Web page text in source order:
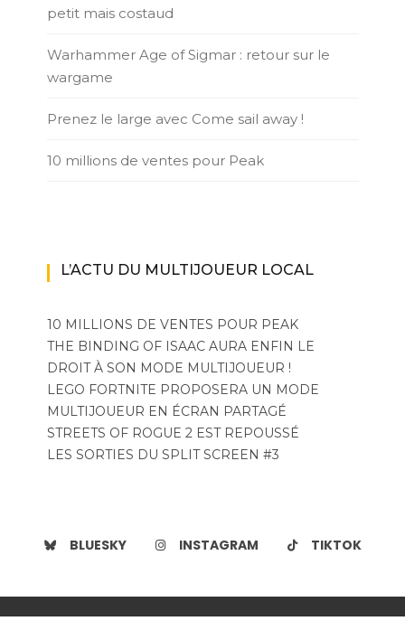
petit mais costaud
Warhammer Age of Sigmar : retour sur le
wargame
Prenez le large avec Come sail away !
10 millions de ventes pour Peak
L’ACTU DU MULTIJOUEUR LOCAL
10 MILLIONS DE VENTES POUR PEAK
THE BINDING OF ISAAC AURA ENFIN LE
DROIT À SON MODE MULTIJOUEUR !
LEGO FORTNITE PROPOSERA UN MODE
MULTIJOUEUR EN ÉCRAN PARTAGÉ
STREETS OF ROGUE 2 EST REPOUSSÉ
LES SORTIES DU SPLIT SCREEN #3
BLUESKY INSTAGRAM TIKTOK